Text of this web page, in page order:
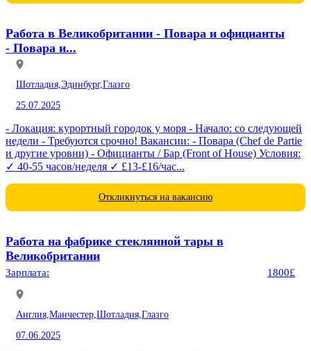
Работа в Великобритании - Повара и официанты
- Повара и...
Шотладия, Эдинбург,Глазго
25.07.2025
- Локация: курортный городок у моря - Начало: со следующей
недели - Требуются срочно! Вакансии: - Повара (Chef de Partie
и другие уровни) - Официанты / Бар (Front of House) Условия:
✓ 40-55 часов/неделя ✓ £13-£16/час...
Откликнуться на вакансию
Работа на фабрике стеклянной тары в
Великобритании
Зарплата: 1800£
Англия, Манчестер, Шотладия, Глазго
07.06.2025